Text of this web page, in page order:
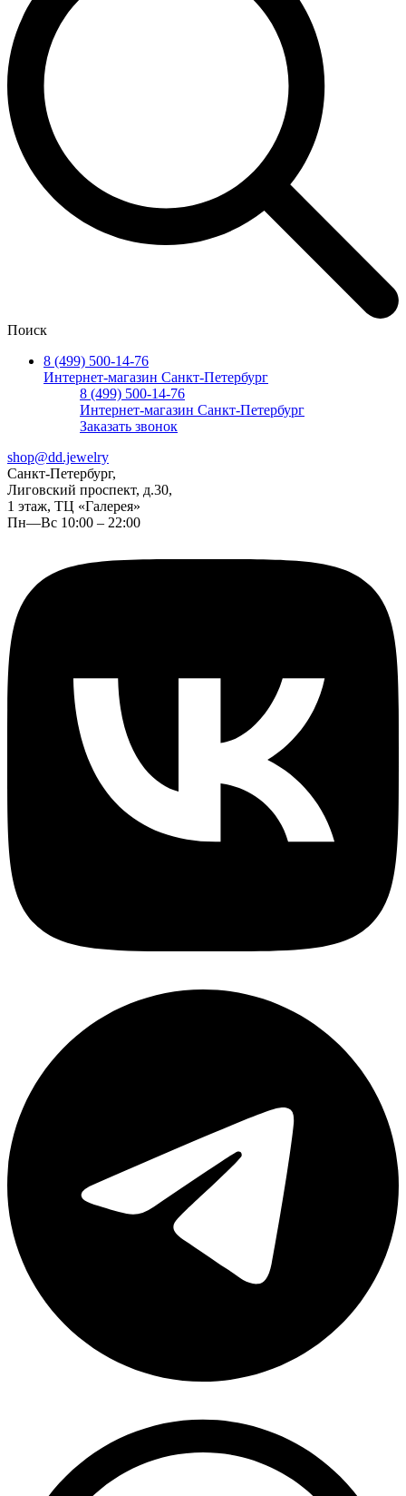
Поиск
8 (499) 500-14-76
Интернет-магазин Санкт-Петербург
8 (499) 500-14-76
Интернет-магазин Санкт-Петербург
Заказать звонок
shop@dd.jewelry
Санкт-Петербург,
Лиговский проспект, д.30,
1 этаж, ТЦ «Галерея»
Пн—Вс 10:00 – 22:00